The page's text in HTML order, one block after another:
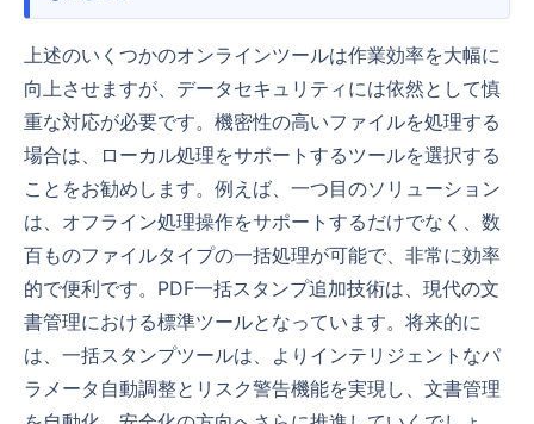
上述のいくつかのオンラインツールは作業効率を大幅に
向上させますが、データセキュリティには依然として慎
重な対応が必要です。機密性の高いファイルを処理する
場合は、ローカル処理をサポートするツールを選択する
ことをお勧めします。例えば、一つ目のソリューション
は、オフライン処理操作をサポートするだけでなく、数
百ものファイルタイプの一括処理が可能で、非常に効率
的で便利です。PDF一括スタンプ追加技術は、現代の文
書管理における標準ツールとなっています。将来的に
は、一括スタンプツールは、よりインテリジェントなパ
ラメータ自動調整とリスク警告機能を実現し、文書管理